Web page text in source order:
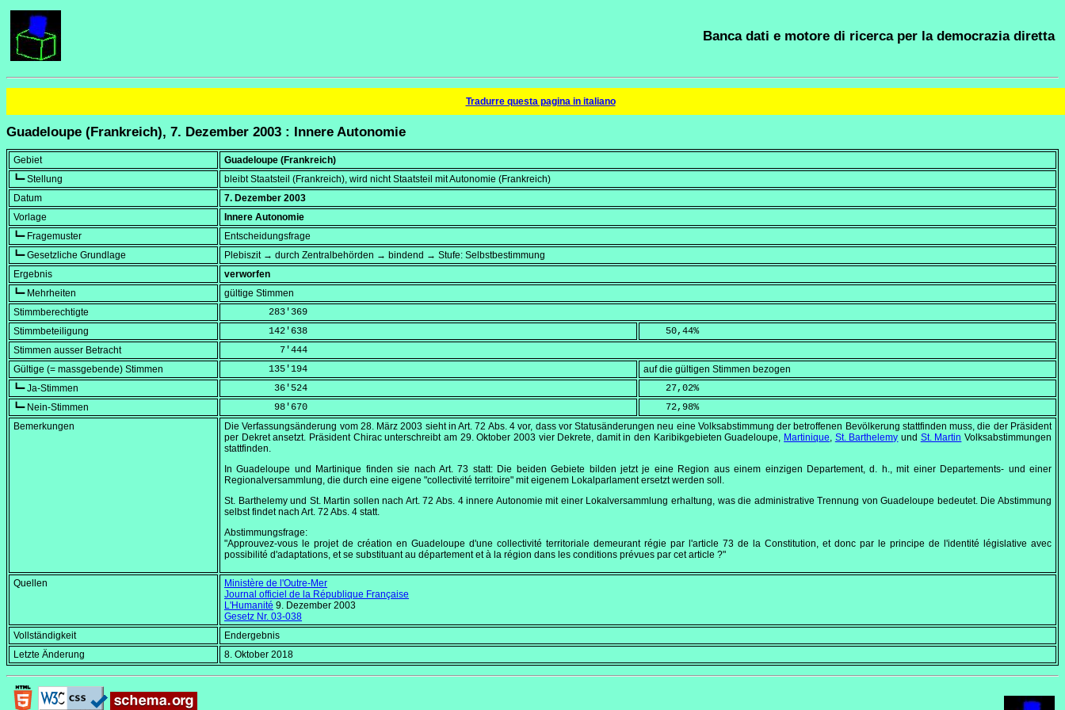
Banca dati e motore di ricerca per la democrazia diretta
Tradurre questa pagina in italiano
Guadeloupe (Frankreich), 7. Dezember 2003 : Innere Autonomie
Gebiet
Guadeloupe (Frankreich)
┗━ Stellung
bleibt Staatsteil (Frankreich), wird nicht Staatsteil mit Autonomie (Frankreich)
Datum
7. Dezember 2003
Vorlage
Innere Autonomie
┗━ Fragemuster
Entscheidungsfrage
┗━ Gesetzliche Grundlage
Plebiszit → durch Zentralbehörden → bindend → Stufe: Selbstbestimmung
Ergebnis
verworfen
┗━ Mehrheiten
gültige Stimmen
Stimmberechtigte
        283'369
Stimmbeteiligung
        142'638
    50,44
%
Stimmen ausser Betracht
          7'444
Gültige (= massgebende) Stimmen
        135'194
auf die gültigen Stimmen bezogen
┗━ Ja-Stimmen
         36'524
    27,02
%
┗━ Nein-Stimmen
         98'670
    72,98
%
Bemerkungen
Die Verfassungsänderung vom 28. März 2003 sieht in Art. 72 Abs. 4 vor, dass vor Statusänderungen neu eine Volksabstimmung der betroffenen Bevölkerung stattfinden muss, die der Präsident
per Dekret ansetzt. Präsident Chirac unterschreibt am 29. Oktober 2003vier Dekrete, damit in den Karibikgebieten Guadeloupe, Martinique, St. Barthelemy und St. Martin Volksabstimmungen
stattfinden.
In Guadeloupe und Martinique finden sie nach Art. 73 statt: Die beiden Gebiete bilden jetzt je eine Region aus einem einzigen Departement, d. h., mit einer Departements- und einer
Regionalversammlung, die durch eine eigene "collectivité territoire" mit eigenem Lokalparlament ersetzt werden soll.
St. Barthelemy und St. Martin sollen nach Art. 72 Abs. 4 innere Autonomie mit einer Lokalversammlung erhaltung, was die administrative Trennung von Guadeloupe bedeutet. Die Abstimmung
selbst findet nach Art. 72 Abs. 4 statt.
Abstimmungsfrage:
"Approuvez-vous le projet de création en Guadeloupe d'une collectivité territoriale demeurant régie par l'article 73 de la Constitution, et donc par le principe de l'identité législative avec
possibilité d'adaptations, et se substituant au département et à la région dans les conditions prévues par cet article ?"
Quellen
Ministère de l'Outre-Mer
Journal officiel de la République Française
L'Humanité 9. Dezember 2003
Gesetz Nr. 03-038
Vollständigkeit
Endergebnis
Letzte Änderung
8. Oktober 2018